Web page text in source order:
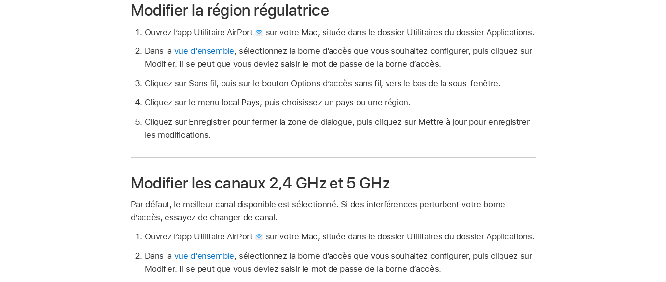
Modifier la région régulatrice
Ouvrez l’app Utilitaire AirPort
sur votre Mac, située dans le dossier Utilitaires du dossier Applications.
Dans la vue d’ensemble, sélectionnez la borne d’accès que vous souhaitez configurer, puis cliquez sur
Modifier. Il se peut que vous deviez saisir le mot de passe de la borne d’accès.
Cliquez sur Sans fil, puis sur le bouton Options d’accès sans fil, vers le bas de la sous-fenêtre.
Cliquez sur le menu local Pays, puis choisissez un pays ou une région.
Cliquez sur Enregistrer pour fermer la zone de dialogue, puis cliquez sur Mettre à jour pour enregistrer
les modifications.
Modifier les canaux 2,4 GHz et 5 GHz
Par défaut, le meilleur canal disponible est sélectionné. Si des interférences perturbent votre borne
d’accès, essayez de changer de canal.
Ouvrez l’app Utilitaire AirPort
sur votre Mac, située dans le dossier Utilitaires du dossier Applications.
Dans la vue d’ensemble, sélectionnez la borne d’accès que vous souhaitez configurer, puis cliquez sur
Modifier. Il se peut que vous deviez saisir le mot de passe de la borne d’accès.